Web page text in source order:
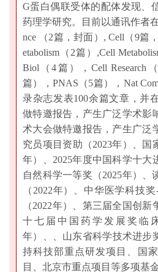
G蛋白偶联受体的配体发现、
药理学研究。目前以通讯作者
nce （2篇，封面）, Cell（9篇
etabolism（2篇）,Cell
Biol（4篇），Cell Research
篇），PNAS（5篇），Nat
录杂志发表100余篇文章，并
做特邀报告，产生广泛学术影
术大会做特邀报告，产生广泛
究员项目资助（2023年）、国
年）、2025年度中国科学十大
自然科学一等奖（2025年）、
（2022年）、中华医学科技
（2022年）、第三届全国创新
十七届中国药学发展奖临
年）、、山东省科学技术进步
持科技部重点研发项目、国
目、北京市重点项目等多项基金